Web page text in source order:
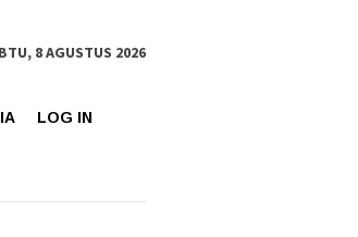
8 AGUSTUS 2026
LOG IN